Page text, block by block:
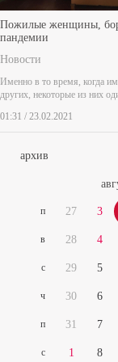
Пожилые женщины,
пандемии
Новости
Именно в то время, когда
других, некоторые из них
01:31 / 23.02.2021
архив
п
в
с
ч
п
с
27
28
29
30
31
1
3
4
5
6
7
8